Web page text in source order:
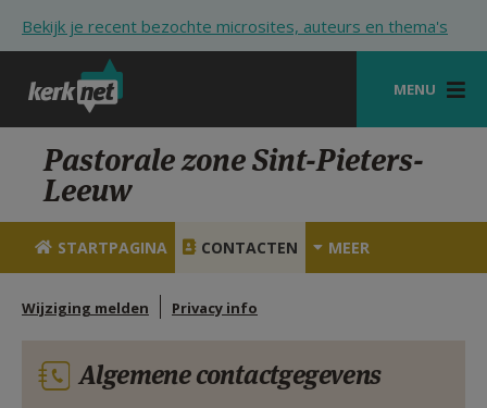
Bekijk je recent bezochte microsites, auteurs en thema's
MENU
STARTPAGINA
KERK
VIERINGEN
HULP
Pastorale zone Sint-Pieters-
Leeuw
STARTPAGINA CONTACTEN MEER
Wijziging melden Privacy info
Algemene contactgegevens